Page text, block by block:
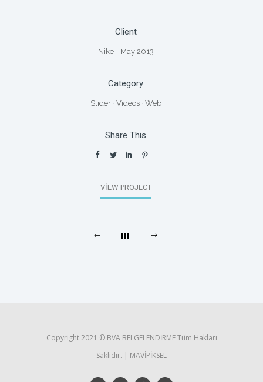
Client
Nike - May 2013
Category
Slider· Videos· Web
Share This
VIEW PROJECT
Copyright 2021 ©️ BVA BELGELENDİRME Tüm Hakları
Saklıdır. | MAVİPİKSEL